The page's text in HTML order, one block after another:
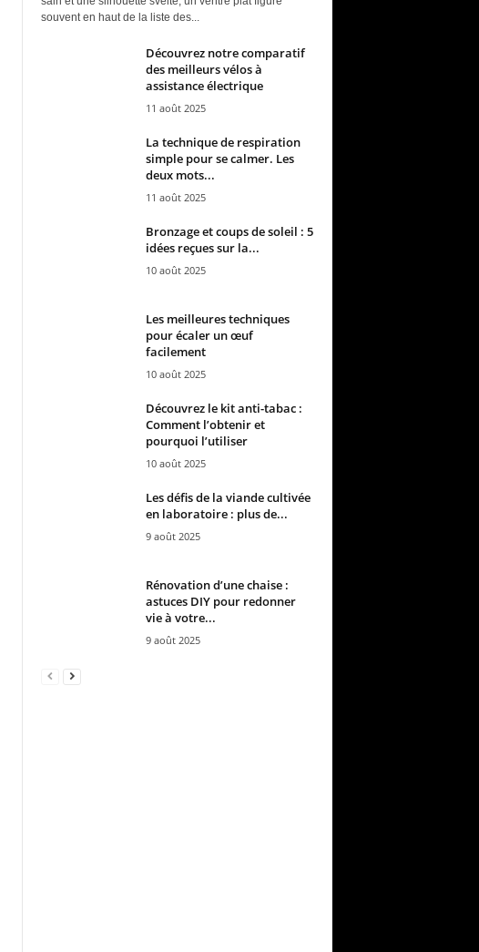
souvent en haut de la liste des...
Découvrez notre comparatif
des meilleurs vélos à
assistance électrique
11 août 2025
La technique de respiration
simple pour se calmer. Les
deux mots...
11 août 2025
Bronzage et coups de soleil : 5
idées reçues sur la...
10 août 2025
Les meilleures techniques
pour écaler un œuf
facilement
10 août 2025
Découvrez le kit anti-tabac :
Comment l’obtenir et
pourquoi l’utiliser
10 août 2025
Les défis de la viande cultivée
en laboratoire : plus de...
9 août 2025
Rénovation d’une chaise :
astuces DIY pour redonner
vie à votre...
9 août 2025